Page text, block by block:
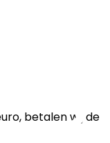
betalen wij de